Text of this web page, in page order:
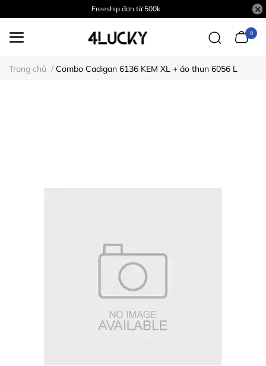
Freeship đơn từ 500k
0
Trang chủ / Combo Cadigan 6136 KEM XL + áo thun 6056 L